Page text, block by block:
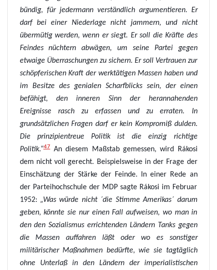
bündig, für jedermann verständlich argumentieren. Er
darf bei einer Niederlagenicht jammern, und nicht
übermütig werden, wenn er siegt. Er soll die Kräfte des
Feindes nüchtern abwägen, um seine Partei gegen
etwaige Überraschungen zu sichern. Er soll Vertrauen zur
schöpferischen Kraft der werktätigen Massen haben und
im Besitze des genialen Scharfblicks sein, der einen
befähigt, den inneren Sinn der herannahenden
Ereignisse rasch zu erfassen und zu erraten. In
grundsätzlichen Fragen darf er kein Kompromiß dulden.
Die prinzipientreue Politik ist die einzig richtige
Politik.“47 Andiesem Maßstab gemessen, wird Rákosi
dem nicht voll gerecht. Beispielsweise in der Frage der
Einschätzung der Stärke der Feinde.
In einer Rede an
der Parteihochschule der MDP sagte Rákosi im Februar
1952: „Was würde nicht ´die Stimme Amerikas´ darum
geben, könnte sie nur einen Fall aufweisen, wo man in
den den Sozialismus errichtenden Ländern Tanks gegen
die Massen auffahren läßt oder wo es sonstiger
militärischer Maßnahmen bedürfte, wie sie tagtäglich
ohne Unterlaß in den Ländern der imperialistischen